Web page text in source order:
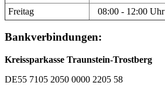
Freitag
08:00 - 12:00 Uhr
Bankverbindungen:
Kreissparkasse Traunstein-Trostberg
DE55 7105 2050 0000 2205 58